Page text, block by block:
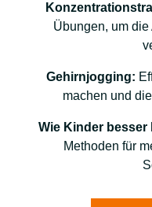
Übungen, um
Gehirnjogging:
machen und
Wie Kinder besser
Methoden für